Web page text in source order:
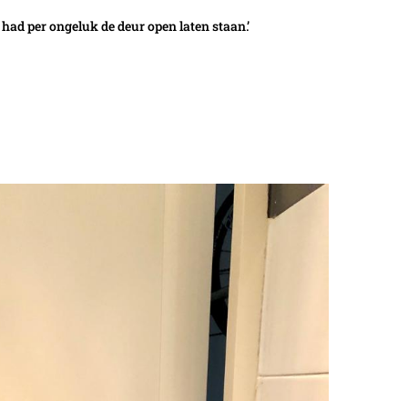
per ongeluk de deur open laten staan.’